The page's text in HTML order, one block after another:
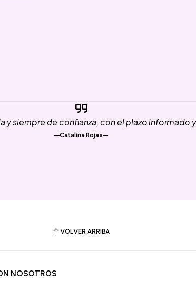
siempre de confianza, con el plazo
Catalina Rojas
VOLVER ARRIBA
NOSOTROS